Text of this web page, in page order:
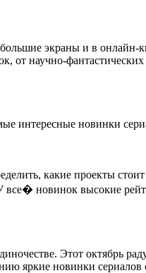
экраны и в
от научно-
интересные новинки
какие проекты
новинок высокие
Этот октябрь
яркие новинки сериалов